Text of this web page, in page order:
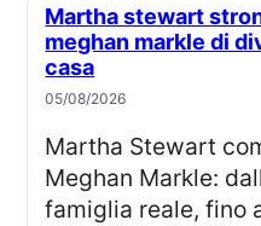
Martha stewart stronca il tentativo di
meghan markle di
casa
05/08/2026
Martha Stewart commenta il percorso di
Meghan Markle:
famiglia reale, fino